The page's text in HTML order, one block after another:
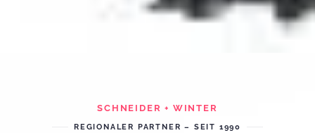
SCHNEIDER + WINTER
REGIONALER PARTNER – SEIT 1990